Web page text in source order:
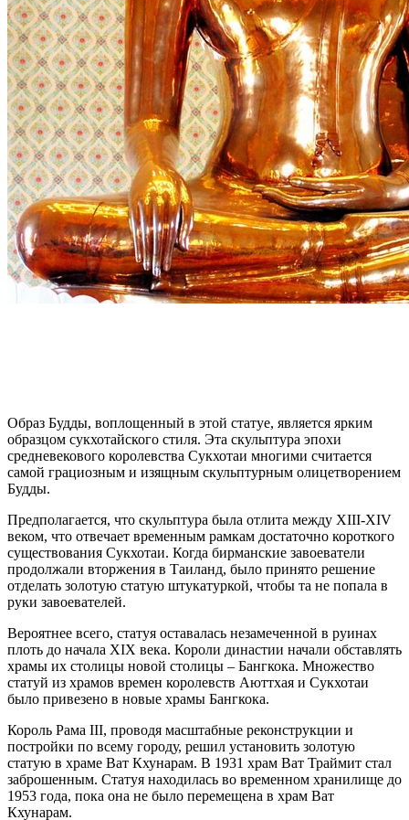
Образ Будды, воплощенный в этой статуе, является ярким
образцом сукхотайского стиля. Эта скульптура эпохи
средневекового королевства Сукхотаи многими считается
самой грациозным и изящным скульптурным олицетворением
Будды.
Предполагается, что скульптура была отлита между XIII-XIV
веком, что отвечает временным рамкам достаточно короткого
существования Сукхотаи. Когда бирманские завоеватели
продолжали вторжения в Таиланд, было принято решение
отделать золотую статую штукатуркой, чтобы та не попала в
руки завоевателей.
Вероятнее всего, статуя оставалась незамеченной в руинах
плоть до начала XIX века. Короли династии начали обставлять
храмы их столицы новой столицы – Бангкока. Множество
статуй из храмов времен королевств Аюттхая и Сукхотаи
было привезено в новые храмы Бангкока.
Король Рама III, проводя масштабные реконструкции и
постройки по всему городу, решил установить золотую
статую в храме Ват Кхунарам. В 1931 храм Ват Траймит стал
заброшенным. Статуя находилась во временном хранилище до
1953 года, пока она не было перемещена в храм Ват
Кхунарам.